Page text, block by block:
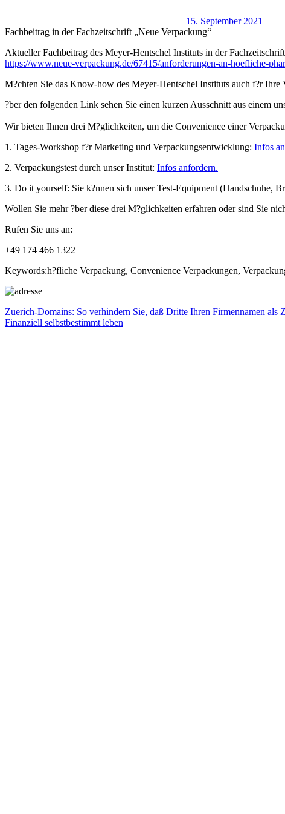
15. September 2021
Fachbeitrag in der Fachzeitschrift „Neue Verpackung“
Aktueller Fachbeitrag des Meyer-Hentschel Instituts in der
https://www.neue-verpackung.de/67415/anforderungen-an-hoefliche-
M?chten Sie das Know-how des Meyer-Hentschel Instituts auch f?r Ihre
?ber den folgenden Link sehen Sie einen kurzen Ausschnitt aus einem
Wir bieten Ihnen drei M?glichkeiten, um die Convenience einer
1. Tages-Workshop f?r Marketing und Verpackungsentwicklung: Infos
2. Verpackungstest durch unser Institut: Infos anfordern.
3. Do it yourself: Sie k?nnen sich unser Test-Equipment (Handschuhe,
Wollen Sie mehr ?ber diese drei M?glichkeiten erfahren oder sind Sie
Rufen Sie uns an:
+49 174 466 1322
Keywords:h?fliche Verpackung, Convenience Verpackungen,
Beitragsnavigation
Vorheriger
Beitrag:
Zuerich-Domains: So verhindern Sie, daß Dritte Ihren Firmennamen als
Nächster
Finanziell selbstbestimmt leben